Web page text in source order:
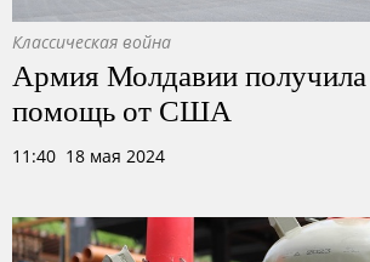
Классическая война
Армия Молдавии
помощь от США
11:40 18 мая 2024